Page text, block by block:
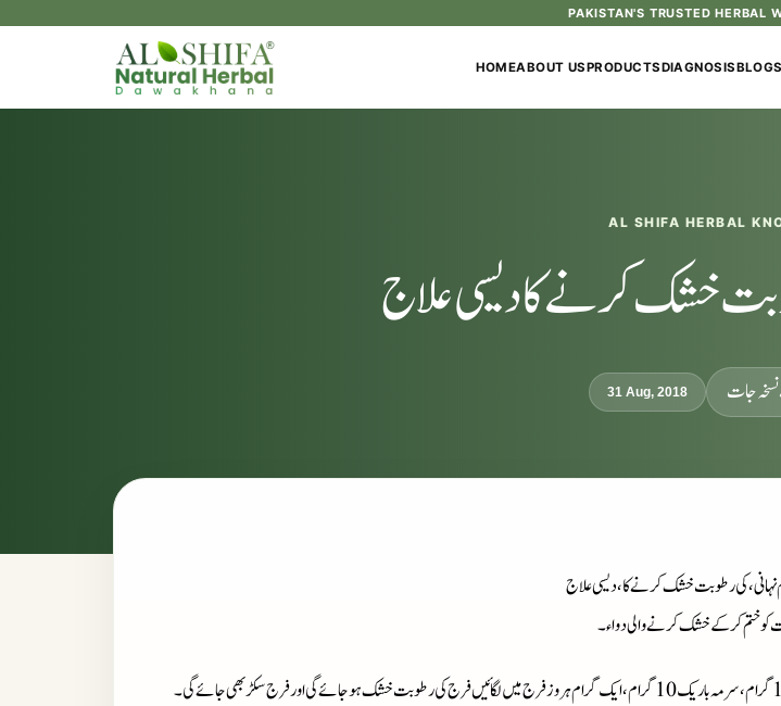
PAKISTAN'S TRUSTED HERBAL
HOMEABOUT USPRODUCTSDIAGNOSISBLOGS
AL SHIFA HERBAL
خشک کرنے کا دیسی علاج
31 Aug, 2018 جات
کی رطوبت خشک کرنے کا، دیسی علاج
ختم کر کے خشک کرنے والی دواء۔